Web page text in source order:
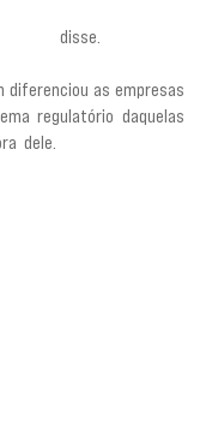
disse.
diferenciou as empresas
regulatório daquelas
dele.